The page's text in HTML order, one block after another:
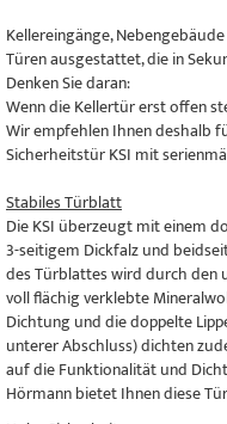
Kellereingänge,
Türen ausgestattet, die in
Denken Sie daran:
Wenn die Kellertür erst offen
Wir empfehlen Ihnen deshalb
Sicherheitstür KSI mit
Stabiles Türblatt
Die KSI überzeugt mit einem
3-seitigem Dickfalz und
des Türblattes wird durch den
voll flächig verklebte
Dichtung und die doppelte
unterer Abschluss) dichten
auf die Funktionalität und
Hörmann bietet Ihnen diese